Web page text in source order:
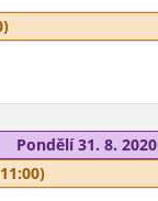
Pondělí 31. 8. 2020